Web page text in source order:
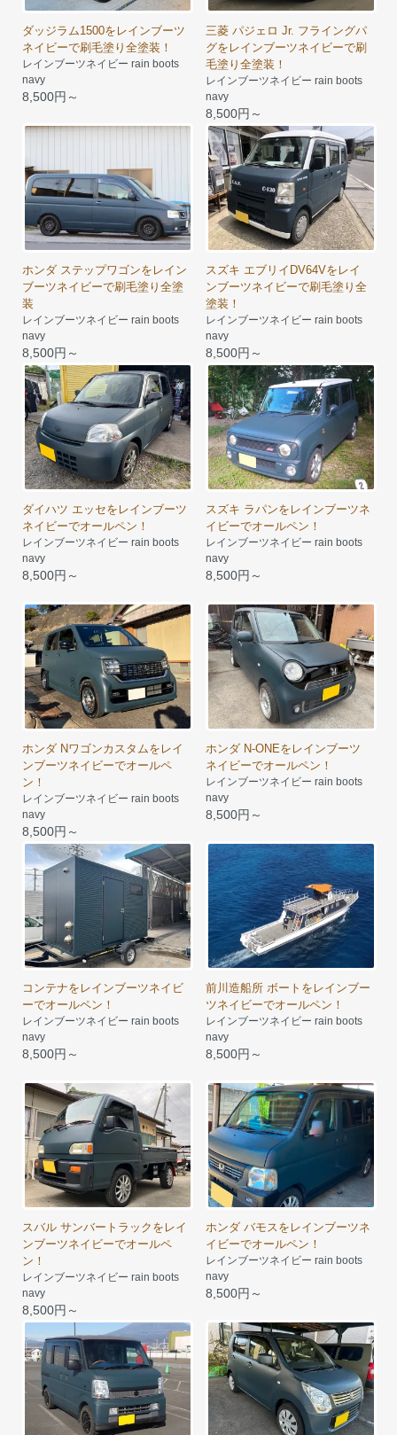
ダッジラム1500をレインブーツ
ネイビーで刷毛塗り全塗装！
レインブーツネイビー rain boots
navy
8,500円～
三菱 パジェロ Jr. フライングパ
グをレインブーツネイビーで刷
毛塗り全塗装！
レインブーツネイビー rain boots
navy
8,500円～
ホンダ ステップワゴンをレイン
ブーツネイビーで刷毛塗り全塗
装
レインブーツネイビー rain boots
navy
8,500円～
スズキ エブリイDV64Vをレイ
ンブーツネイビーで刷毛塗り全
塗装！
レインブーツネイビー rain boots
navy
8,500円～
ダイハツ エッセをレインブーツ
ネイビーでオールペン！
レインブーツネイビー rain boots
navy
8,500円～
スズキ ラパンをレインブーツネ
イビーでオールペン！
レインブーツネイビー rain boots
navy
8,500円～
ホンダ Nワゴンカスタムをレイ
ンブーツネイビーでオールペ
ン！
レインブーツネイビー rain boots
navy
8,500円～
ホンダ N-ONEをレインブーツ
ネイビーでオールペン！
レインブーツネイビー rain boots
navy
8,500円～
コンテナをレインブーツネイビ
ーでオールペン！
レインブーツネイビー rain boots
navy
8,500円～
前川造船所 ボートをレインブー
ツネイビーでオールペン！
レインブーツネイビー rain boots
navy
8,500円～
スバル サンバートラックをレイ
ンブーツネイビーでオールペ
ン！
レインブーツネイビー rain boots
navy
8,500円～
ホンダ バモスをレインブーツネ
イビーでオールペン！
レインブーツネイビー rain boots
navy
8,500円～